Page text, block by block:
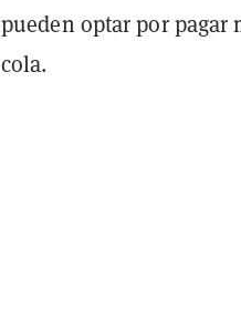
pueden optar por pagar
cola.